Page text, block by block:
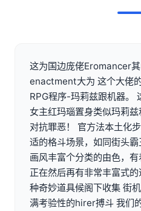
这为国边庞佬Eromancer
enactment大为 这个大佬
RPG程序-玛莉兹跟机器
女主红玛瑙置身类似玛莉
对抗罪恶！ 官方法本土化
适的格斗场景，如同街头
画风丰富个分类的由色，
正在然后再有非常丰富式
种奇妙道具候阁下收集 街
满考验性的hirer搏斗 我们